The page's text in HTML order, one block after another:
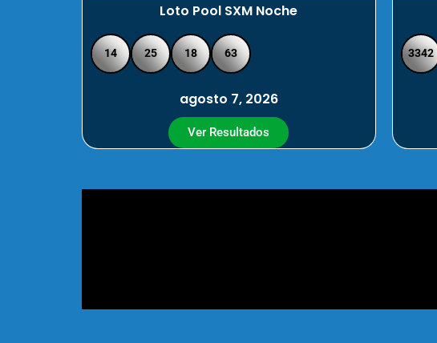
Loto Pool SXM Noche
14 25 18 63
agosto 7, 2026
3342
Ver Resultados